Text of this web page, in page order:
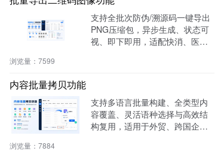
支持全批次防伪/溯源码一键导出
PNG压缩包，异步生成、状态可
视、即下即用，适配快消、医
浏览量： 7599
内容批量拷贝功能
支持多语言批量构建、全类型内
容覆盖、灵活语种选择与高效结
构复用，适用于外贸、跨国企
浏览量： 7884